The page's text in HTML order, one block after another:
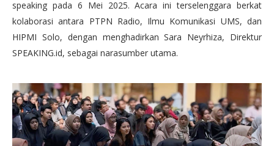
speaking pada 6 Mei 2025. Acara ini terselenggara berkat
kolaborasi antara PTPN Radio, Ilmu Komunikasi UMS, dan
HIPMI Solo, dengan menghadirkan Sara Neyrhiza, Direktur
SPEAKING.id, sebagai narasumber utama.